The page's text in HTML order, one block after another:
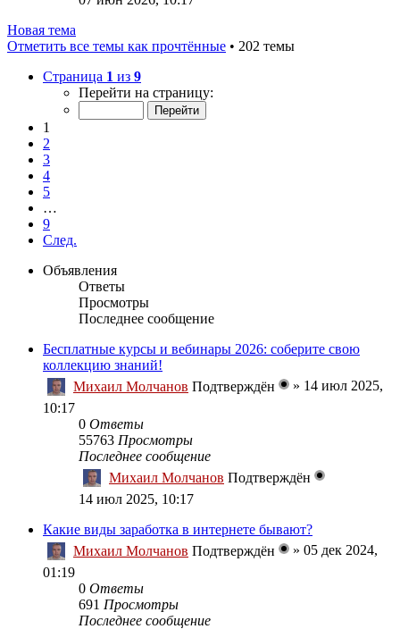
Новая тема
Отметить все темы как прочтённые • 202 темы
Страница 1 из 9
Перейти на страницу:
1
2
3
4
5
…
9
След.
Объявления
Ответы
Просмотры
Последнее сообщение
Бесплатные курсы и вебинары 2026: соберите свою
коллекцию знаний!
Михаил Молчанов Подтверждён » 14 июл 2025,
10:17
0 Ответы
55763 Просмотры
Последнее сообщение
Михаил Молчанов Подтверждён
14 июл 2025, 10:17
Какие виды заработка в интернете бывают?
Михаил Молчанов Подтверждён » 05 дек 2024,
01:19
0 Ответы
691 Просмотры
Последнее сообщение